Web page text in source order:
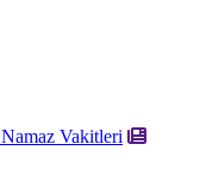
Namaz Vakitleri